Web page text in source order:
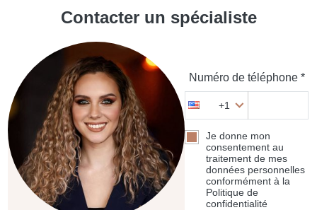
Contacter un spécialiste
Numéro de téléphone *
+1
Je donne mon
consentement au
traitement de mes
données personnelles
conformément à la
Politique de
confidentialité